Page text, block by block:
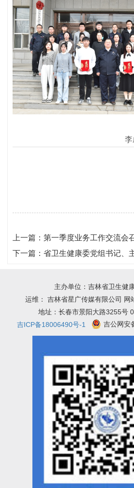
李
上一篇： 第一季度业务工作交流会
下一篇： 省卫生健康委党组书记、主任徐晓红到省卫生健
主办单位：吉林省卫生健
运维： 吉林省星广传媒有限公司 网
地址：长春市景阳大路3255号
吉ICP备18006490号-1
吉公网安